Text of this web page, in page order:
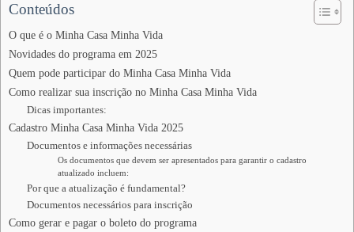
Conteúdos
O que é o Minha Casa Minha Vida
Novidades do programa em 2025
Quem pode participar do Minha Casa Minha Vida
Como realizar sua inscrição no Minha Casa Minha Vida
Dicas importantes:
Cadastro Minha Casa Minha Vida 2025
Documentos e informações necessárias
Os documentos que devem ser apresentados para garantir o cadastro
atualizado incluem:
Por que a atualização é fundamental?
Documentos necessários para inscrição
Como gerar e pagar o boleto do programa